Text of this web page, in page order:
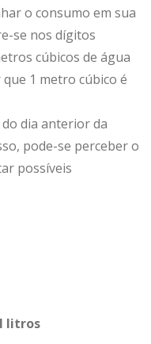
o consumo em sua
se nos dígitos
cúbicos de água
1 metro cúbico é
dia anterior da
pode-se perceber o
possíveis
litros